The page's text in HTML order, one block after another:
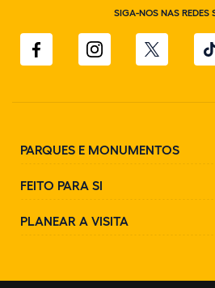
SIGA-NOS NAS REDES
PARQUES E MONUMENTOS
FEITO PARA SI
PLANEAR A VISITA